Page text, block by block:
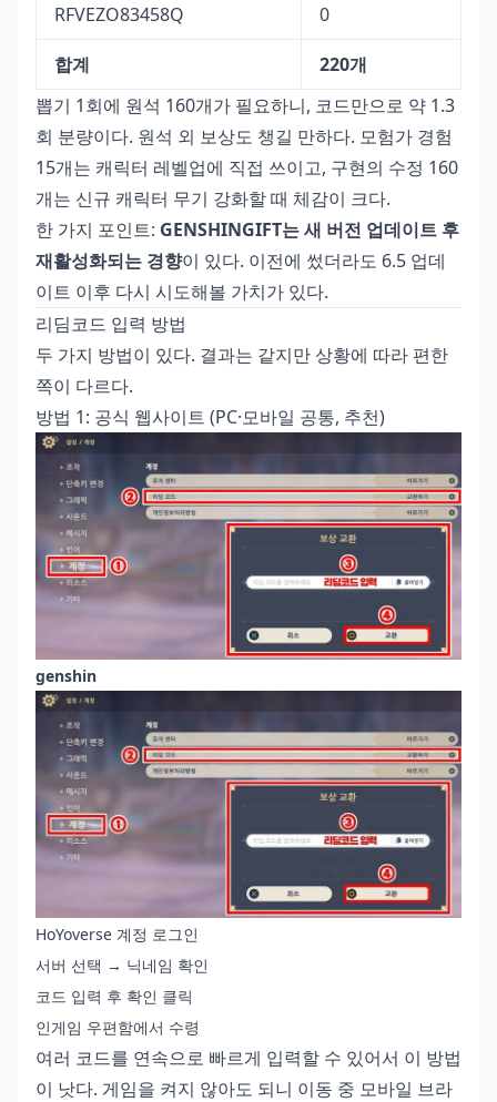
RFVEZO83458Q 0
합계
220개
뽑기 1회에 원석 160개가 필요하니, 코드만으로 약 1.3
회 분량이다. 원석 외 보상도 챙길 만하다. 모험가 경험
15개는 캐릭터 레벨업에 직접 쓰이고, 구현의 수정 160
개는 신규 캐릭터 무기 강화할 때 체감이 크다.
한 가지 포인트: GENSHINGIFT는 새 버전 업데이트 후
재활성화되는 경향이 있다. 이전에 썼더라도 6.5 업데
이트 이후 다시 시도해볼 가치가 있다.
리딤코드 입력 방법
두 가지 방법이 있다. 결과는 같지만 상황에 따라 편한
쪽이 다르다.
방법 1: 공식 웹사이트 (PC·모바일 공통, 추천)
genshin
HoYoverse 계정 로그인
서버 선택 → 닉네임 확인
코드 입력 후 확인 클릭
인게임 우편함에서 수령
여러 코드를 연속으로 빠르게 입력할 수 있어서 이 방법
이 낫다. 게임을 켜지 않아도 되니 이동 중 모바일 브라